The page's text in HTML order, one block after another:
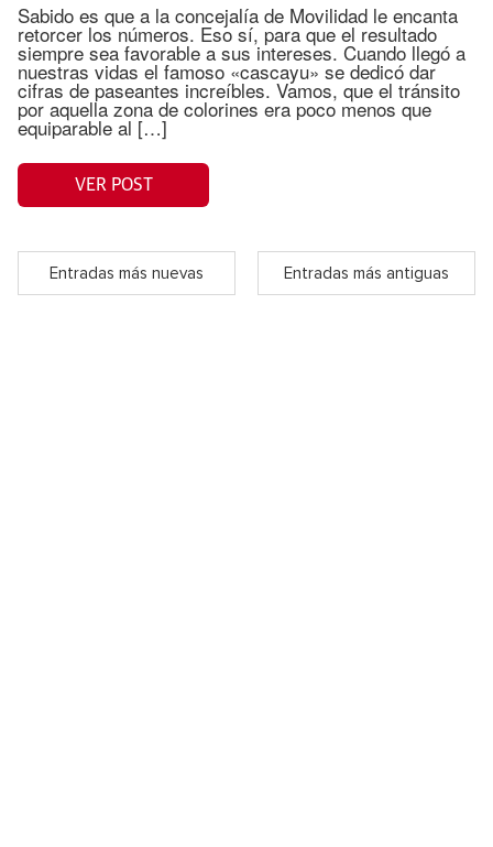
Sabido es que a la concejalía de Movilidad le encanta
retorcer los números. Eso sí, para que el resultado
siempre sea favorable a sus intereses. Cuando llegó a
nuestras vidas el famoso «cascayu» se dedicó dar
cifras de paseantes increíbles. Vamos, que el tránsito
por aquella zona de colorines era poco menos que
equiparable al […]
VER POST
Entradas más nuevas Entradas más antiguas